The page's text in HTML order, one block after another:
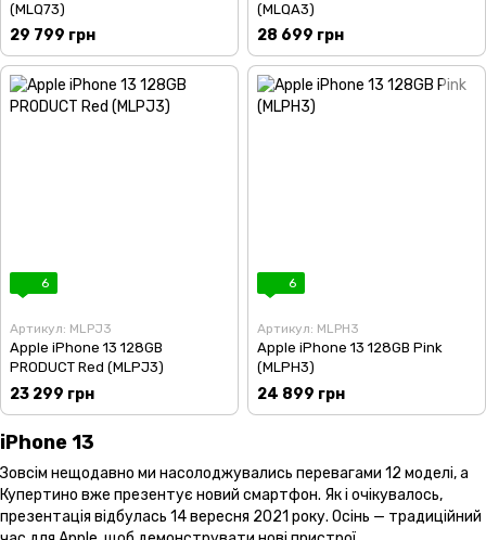
(MLQ73)
29 799 грн
(MLQA3)
28 699 грн
6
Артикул: MLPJ3
Apple iPhone 13 128GB
PRODUCT Red (MLPJ3)
23 299 грн
6
Артикул: MLPH3
Apple iPhone 13 128GB Pink
(MLPH3)
24 899 грн
iPhone 13
Зовсім нещодавно ми насолоджувались перевагами 12 моделі, а
Купертино вже презентує новий смартфон. Як і очікувалось,
презентація відбулась 14 вересня 2021 року. Осінь — традиційний